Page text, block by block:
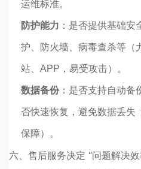
运维标准。
防护能力 ：是否提供基础
护、防火墙、病毒查杀等（
站、APP，易受攻击）。
数据备份：是否支持自动备
否快速恢复，避免数据丢失
保障）。
六、售后服务决定 “问题解决效